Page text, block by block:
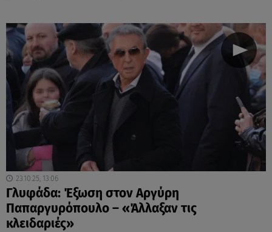
23.10.25, 13:06
Γλυφάδα: Έξωση στον Αργύρη
Παπαργυρόπουλο – «Άλλαξαν τις
κλειδαριές»